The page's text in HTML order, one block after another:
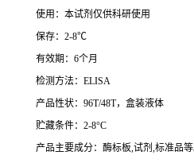
使用：本试剂仅供科研使用
保存： 2-8℃
有效期： 6个月
检测方法： ELISA
产品性状： 96T/48T，盒装液体
贮藏条件： 2-8°C
产品主要成分：酶标板,试剂 ,标准品等